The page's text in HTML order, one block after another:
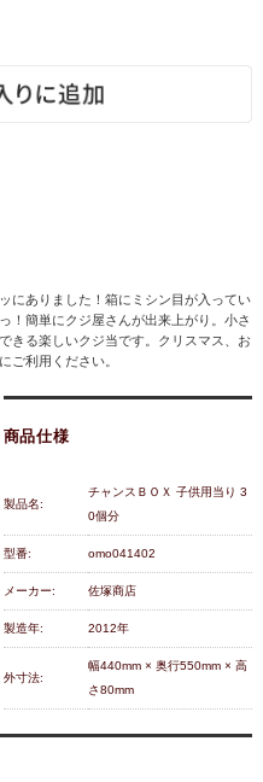
にありました！箱にミシン目が入ってい
簡単にクジ屋さんが出来上がり。小さ
きる楽しいクジ当です。クリスマス、お
ご利用ください。
商品仕様
製品名:
チャンスＢＯＸ 子供用当り 3
0個分
型番: omo041402
メーカー: 佐塚商店
製造年: 2012年
外寸法:
幅440mm × 奥行550mm × 高
さ80mm